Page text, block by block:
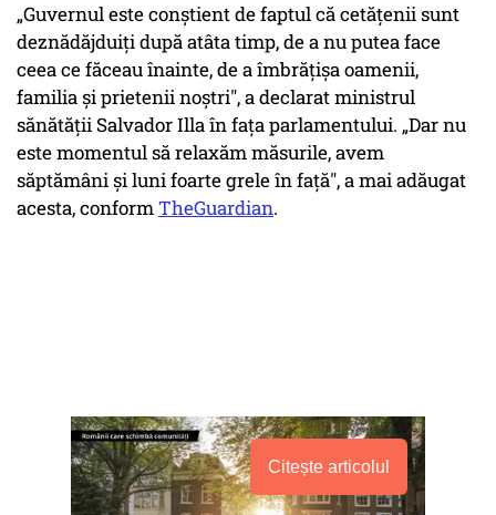
„Guvernul este conștient de faptul că cetățenii sunt
deznădăjduiți după atâta timp, de a nu putea face
ceea ce făceau înainte, de a îmbrățișa oamenii,
familia și prietenii noștri", a declarat ministrul
sănătății Salvador Illa în fața parlamentului. „Dar nu
este momentul să relaxăm măsurile, avem
săptămâni și luni foarte grele în față", a mai adăugat
acesta, conformTheGuardian.
Citește articolul